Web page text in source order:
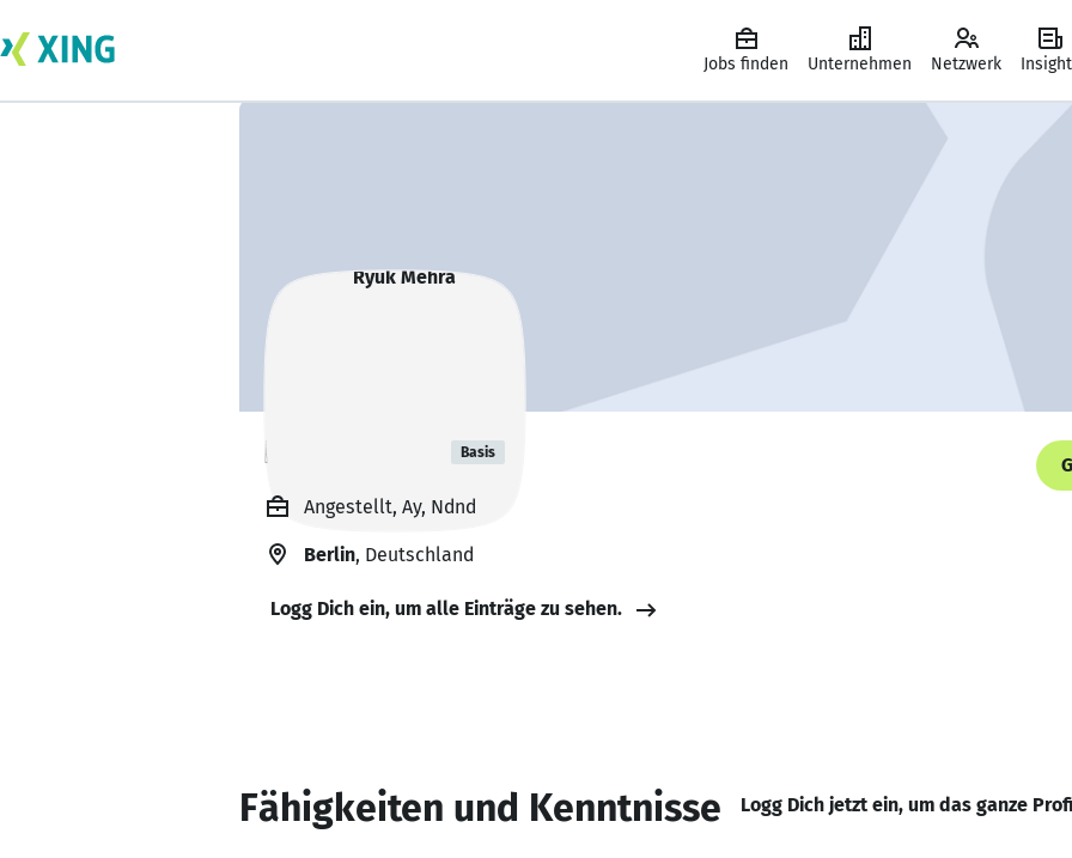
Jobs finden Unternehmen Netzwerk
Ryuk Mehra Basis
Angestellt, Ay, Ndnd
Berlin, Deutschland
Logg Dich ein, um alle Einträge zu sehen.
Fähigkeiten und Kenntnisse Logg Dich jetzt ein, um das ganze